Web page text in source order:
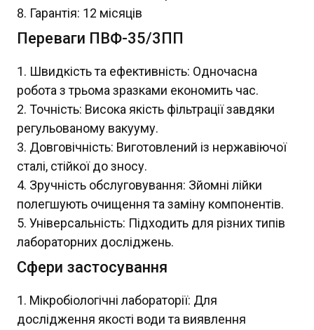
Гарантія: 12 місяців
Переваги ПВФ-35/3ПП
Швидкість та ефективність: Одночасна
робота з трьома зразками економить час.
Точність: Висока якість фільтрації завдяки
регульованому вакууму.
Довговічність: Виготовлений із нержавіючої
сталі, стійкої до зносу.
Зручність обслуговування: Зйомні лійки
полегшують очищення та заміну компонентів.
Універсальність: Підходить для різних типів
лабораторних досліджень.
Сфери застосування
Мікробіологічні лабораторії: Для
дослідження якості води та виявлення